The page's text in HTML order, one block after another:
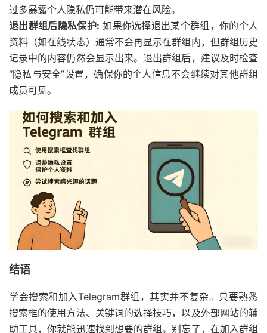
过多暴露个人隐私仍可能带来潜在风险。
退出群组后隐私保护: 如果你选择退出某个群组，你的个人
资料（如在线状态）通常不会再显示在群组内，但群组历史
记录中的内容仍然会显示出来。退出群组后，建议及时检查
“隐私与安全”设置，确保你的个人信息不会继续对其他群组
成员可见。
结语
学会搜索和加入Telegram群组，其实并不复杂。只要熟悉
搜索框的使用方法、关键词的选择技巧，以及外部网站的辅
助工具，你就能迅速找到想要的群组。别忘了，在加入群组